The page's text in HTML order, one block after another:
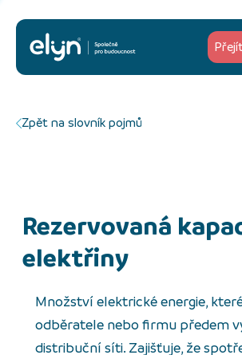
Zpět na slovník pojmů
rezervovaná kapacita
elektřiny
Množství elektrické energie,
odběratele nebo firmu předem
distribuční síti. Zajišťuje, že